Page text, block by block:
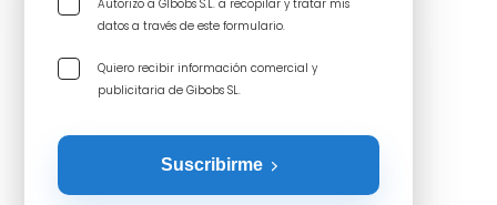
Autorizo a GIbobs S.L. a recopilar y tratar mis
datos a través de este formulario.
Quiero recibir información comercial y
publicitaria de Gibobs SL.
Suscribirme